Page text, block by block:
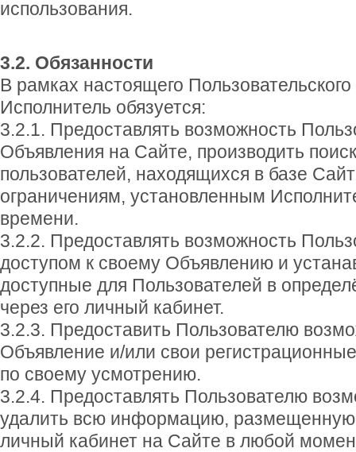
использования.
3.2. Обязанности
В рамках настоящего
Исполнитель обязуется:
3.2.1. Предоставлять возможность
Объявления на Сайте, производить
пользователей, находящихся в базе
ограничениям, установленным
времени.
3.2.2. Предоставлять возможность
доступом к своему Объявлению и
доступные для Пользователей в
через его личный кабинет.
3.2.3. Предоставить Пользователю
Объявление и/или свои
по своему усмотрению.
3.2.4. Предоставлять Пользователю
удалить всю информацию,
личный кабинет на Сайте в любой